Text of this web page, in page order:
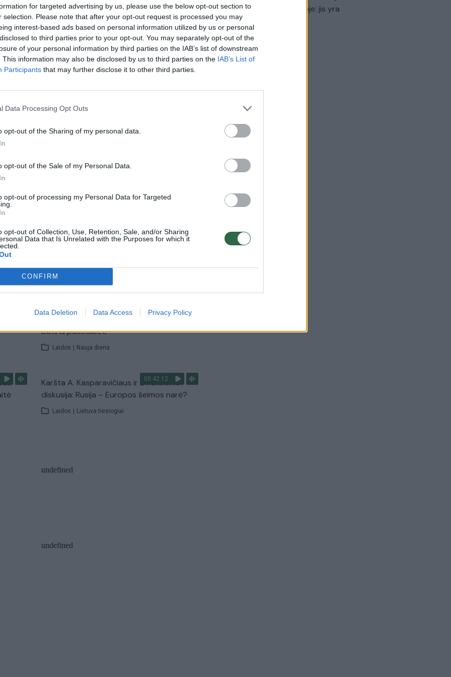
for targeted advertising by us, please use the below opt-out section to
selection. Please note that after your opt-out request is processed you may
interest-based ads based on personal information utilized by us or personal
to third parties prior to your opt-out. You may separately opt-out of the
of your personal information by third parties on the IAB’s list of downstream
This information may also be disclosed by us to third parties on the IAB’s List of
Participants that may further disclose it to other third parties.
Data Processing Opt Outs
opt-out of the Sharing of my personal data.
opt-out of the Sale of my Personal Data.
opt-out of processing my Personal Data for Targeted
opt-out of Collection, Use, Retention, Sale, and/or Sharing
Data that Is Unrelated with the Purposes for which it
CONFIRM
Data Deletion Data Access Privacy Policy
Visi įrašai
–
Liūdna vyresnio amžiaus dirbančiųjų
užgaulūs įvardžiai
Nyderlanduose apgynė čempionų vardą
Ruošiantis naujiems mokslo metams –
vaikų teisių tarnybos primena: štai apie ką
būtina pasikalbėti
Laidos | Nauja diena
00:42:12
Karšta A. Kasparavičiaus ir Ž Pavilionio
diskusija: Rusija – Europos šeimos narė?
Laidos | Lietuva tiesiogiai
įsitvirtinti Ukrainos politikoje: jis yra
neteisus
Laidos | Nauja diena